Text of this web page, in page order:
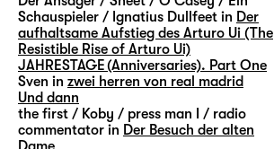
Schauspieler / Ignatius Dullfeet in Der
aufhaltsame Aufstieg des Arturo Ui (The
Resistible Rise of Arturo Ui)
JAHRESTAGE (Anniversaries). Part One
Sven in zwei herren von real madrid
Und dann
the first / Koby / press man I / radio
commentator in Der Besuch der alten